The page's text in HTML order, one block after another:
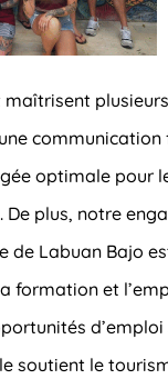
communication
optimale pour
plus, notre
de Labuan Bajo
formation et
soutient le